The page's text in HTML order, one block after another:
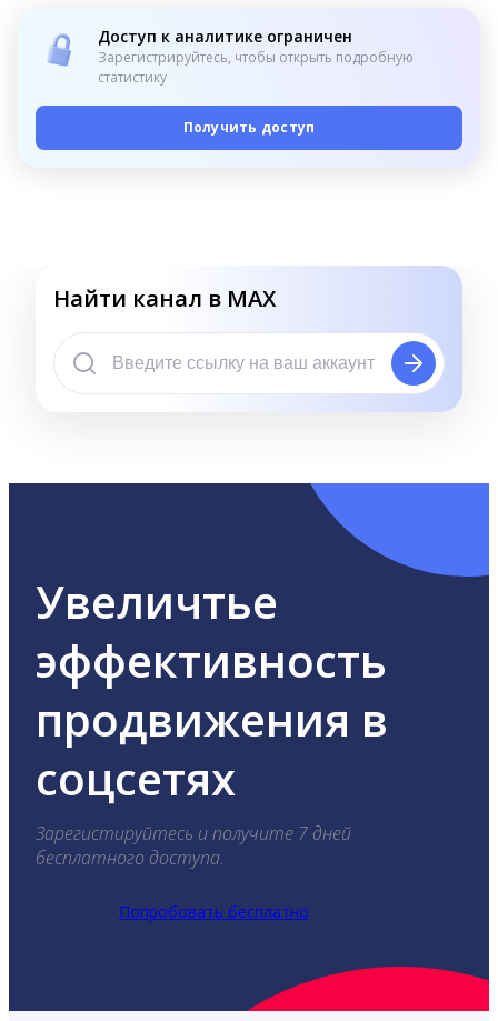
Доступ к аналитике ограничен
Зарегистрируйтесь, чтобы открыть подробную
статистику
Получить доступ
Найти канал в MAX
Увеличтье
эффективность
продвижения в
соцсетях
Зарегистируйтесь и получите 7 дней
бесплатного доступа.
Попробовать бесплатно